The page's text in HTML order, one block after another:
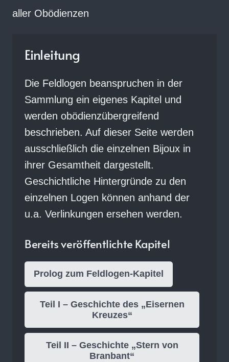
aller Obödienzen
Einleitung
Die Feldlogen beanspruchen in der
Sammlung ein eigenes Kapitel und
werden obödienzübergreifend
beschrieben. Auf dieser Seite werden
ausschließlich die einzelnen Bijoux in
ihrer Gesamtheit dargestellt.
Geschichtliche Hintergründe zu den
einzelnen Logen können anhand der
u.a. Verlinkungen ersehen werden.
Bereits veröffentlichte Kapitel
Prolog zum Feldlogen-Kapitel
Teil I – Geschichte des „Eisernen
Kreuzes“
Teil II – Geschichte „Stern von
Branbant“